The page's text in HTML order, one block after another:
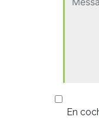
En